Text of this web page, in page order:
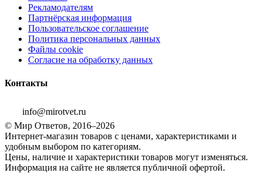
Рекламодателям
Партнёрская информация
Пользовательское соглашение
Политика персональных данных
Файлы cookie
Согласие на обработку данных
Контакты
info@mirotvet.ru
© Мир Ответов, 2016–2026
Интернет-магазин товаров с ценами, характеристиками и
удобным выбором по категориям.
Цены, наличие и характеристики товаров могут изменяться.
Информация на сайте не является публичной офертой.